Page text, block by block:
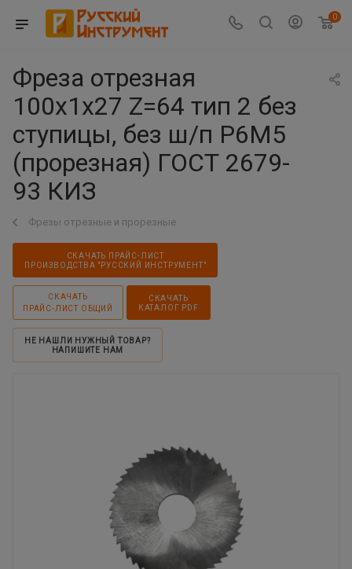
0
Фреза отрезная
100х1х27 Z=64 тип 2 без
ступицы, без ш/п Р6М5
(прорезная) ГОСТ 2679-
93 КИЗ
Фрезы отрезные и прорезные
СКАЧАТЬ ПРАЙС-ЛИСТ
ПРОИЗВОДСТВА "РУССКИЙ ИНСТРУМЕНТ"
СКАЧАТЬ
ПРАЙС-ЛИСТ ОБЩИЙ
СКАЧАТЬ
КАТАЛОГ PDF
НЕ НАШЛИ НУЖНЫЙ ТОВАР?
НАПИШИТЕ НАМ